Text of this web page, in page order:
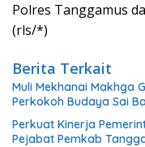
Polres Tanggamus
(rls/*)
Berita Terkait
Muli Mekhanai Makhga
Perkokoh Budaya Sai
Perkuat Kinerja
Pejabat Pemkab